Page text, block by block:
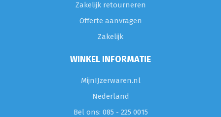
Zakelijk retourneren
Offerte aanvragen
Zakelijk
WINKEL INFORMATIE
MijnIJzerwaren.nl
Nederland
Bel ons: 085 - 225 0015